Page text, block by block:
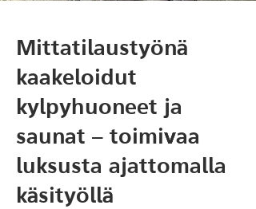
Mittatilaustyönä
kaakeloidut
kylpyhuoneet ja
saunat – toimivaa
luksusta ajattomalla
käsityöllä